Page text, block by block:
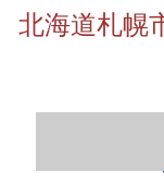
北海道札幌